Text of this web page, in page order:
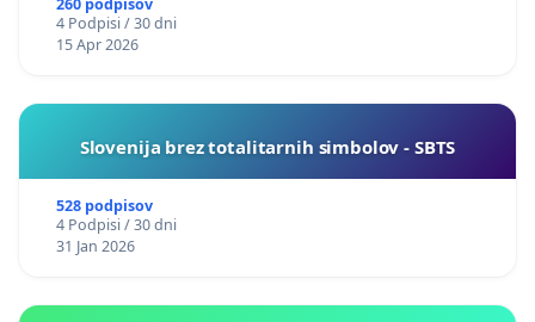
4 Podpisi / 30 dni
15 Apr 2026
Slovenija brez totalitarnih simbolov - SBTS
528 podpisov
4 Podpisi / 30 dni
31 Jan 2026